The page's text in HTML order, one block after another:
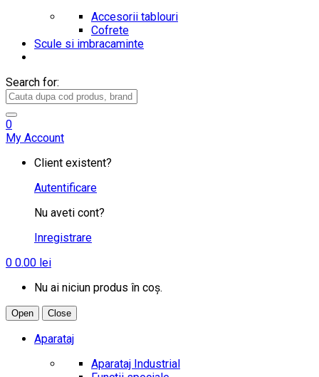
Accesorii tablouri
Cofrete
Scule si imbracaminte
Search for:
0
My Account
Client existent?
Autentificare
Nu aveti cont?
Inregistrare
0 0.00 lei
Nu ai niciun produs în coș.
Open Close
Aparataj
Aparataj Industrial